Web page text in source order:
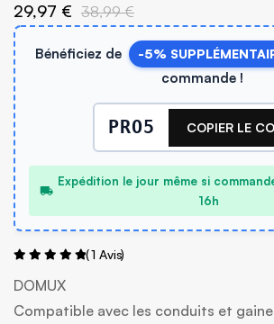
images
gallery
29,97 € 38,99 €
Bénéficiez de -5%
commande !
PRO5 COPIER LE
Expédition le jour même si
16h
Évaluation:
100 100
1 Avis
DOMUX
Compatible avec les conduits et